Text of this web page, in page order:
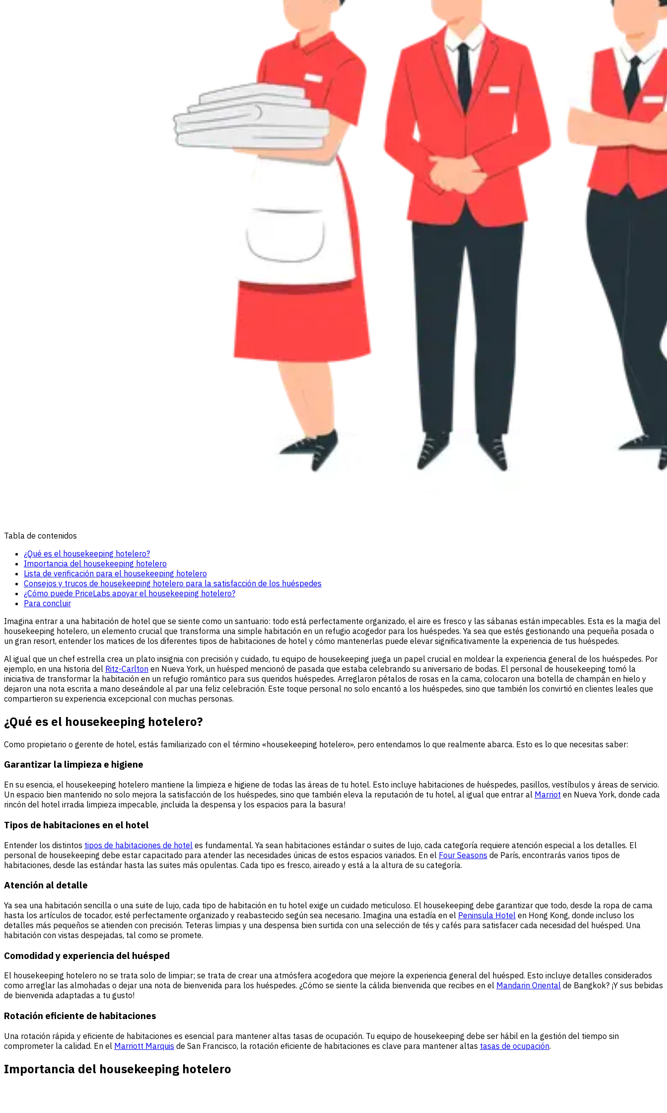
Tabla de contenidos
¿Qué es el housekeeping hotelero?
Importancia del housekeeping hotelero
Lista de verificación para el housekeeping hotelero
Consejos y trucos de housekeeping hotelero para la satisfacción de los huéspedes
¿Cómo puede PriceLabs apoyar el housekeeping hotelero?
Para concluir
Imagina entrar a una habitación de hotel que se siente como un santuario: todo está perfectamente organizado, el aire es fresco y las sábanas están impecables. Esta es la magia del
housekeeping hotelero, un elemento crucial que transforma una simple habitación en un refugio acogedor para los huéspedes. Ya sea que estés gestionando una pequeña posada o
un gran resort, entender los matices de los diferentes tipos de habitaciones de hotel y cómo mantenerlas puede elevar significativamente la experiencia de tus huéspedes.
Al igual que un chef estrella crea un plato insignia con precisión y cuidado, tu equipo de housekeeping juega un papel crucial en moldear la experiencia general de los huéspedes. Por
ejemplo, en una historia del Ritz-Carlton en Nueva York, un huésped mencionó de pasada que estaba celebrando su aniversario de bodas. El personal de housekeeping tomó la
iniciativa de transformar la habitación en un refugio romántico para sus queridos huéspedes. Arreglaron pétalos de rosas en la cama, colocaron una botella de champán en hielo y
dejaron una nota escrita a mano deseándole al par una feliz celebración. Este toque personal no solo encantó a los huéspedes, sino que también los convirtió en clientes leales que
compartieron su experiencia excepcional con muchas personas.
¿Qué es el housekeeping hotelero?
Como propietario o gerente de hotel, estás familiarizado con el término «housekeeping hotelero», pero entendamos lo que realmente abarca. Esto es lo que necesitas saber:
Garantizar la limpieza e higiene
En su esencia, el housekeeping hotelero mantiene la limpieza e higiene de todas las áreas de tu hotel. Esto incluye habitaciones de huéspedes, pasillos, vestíbulos y áreas de servicio.
Un espacio bien mantenido no solo mejora la satisfacción de los huéspedes, sino que también eleva la reputación de tu hotel, al igual que entrar al Marriot en Nueva York, donde cada
rincón del hotel irradia limpieza impecable, ¡incluida la despensa y los espacios para la basura!
Tipos de habitaciones en el hotel
Entender los distintos tipos de habitaciones de hotel es fundamental. Ya sean habitaciones estándar o suites de lujo, cada categoría requiere atención especial a los detalles. El
personal de housekeeping debe estar capacitado para atender las necesidades únicas de estos espacios variados. En el Four Seasons de París, encontrarás varios tipos de
habitaciones, desde las estándar hasta las suites más opulentas. Cada tipo es fresco, aireado y está a la altura de su categoría.
Atención al detalle
Ya sea una habitación sencilla o una suite de lujo, cada tipo de habitación en tu hotel exige un cuidado meticuloso. El housekeeping debe garantizar que todo, desde la ropa de cama
hasta los artículos de tocador, esté perfectamente organizado y reabastecido según sea necesario. Imagina una estadía en el Peninsula Hotel en Hong Kong, donde incluso los
detalles más pequeños se atienden con precisión. Teteras limpias y una despensa bien surtida con una selección de tés y cafés para satisfacer cada necesidad del huésped. Una
habitación con vistas despejadas, tal como se promete.
Comodidad y experiencia del huésped
El housekeeping hotelero no se trata solo de limpiar; se trata de crear una atmósfera acogedora que mejore la experiencia general del huésped. Esto incluye detalles considerados
como arreglar las almohadas o dejar una nota de bienvenida para los huéspedes. ¿Cómo se siente la cálida bienvenida que recibes en el Mandarin Oriental de Bangkok? ¡Y sus bebidas
de bienvenida adaptadas a tu gusto!
Rotación eficiente de habitaciones
Una rotación rápida y eficiente de habitaciones es esencial para mantener altas tasas de ocupación. Tu equipo de housekeeping debe ser hábil en la gestión del tiempo sin
comprometer la calidad. En el Marriott Marquis de San Francisco, la rotación eficiente de habitaciones es clave para mantener altas tasas de ocupación.
Importancia del housekeeping hotelero